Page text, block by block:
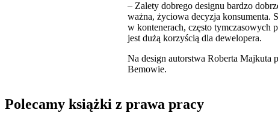
– Zalety dobrego designu bardzo
ważna, życiowa decyzja konsumenta.
w kontenerach, często tymczasowych
jest dużą korzyścią dla dewelopera.
Na design autorstwa Roberta Majkuta
Bemowie.
Polecamy książki z prawa pracy